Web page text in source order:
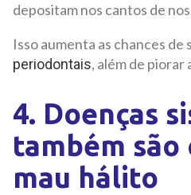
depositam nos cantos de
Isso aumenta as chances de
periodontais, além de piorar
4. Doenças
também são
mau hálito